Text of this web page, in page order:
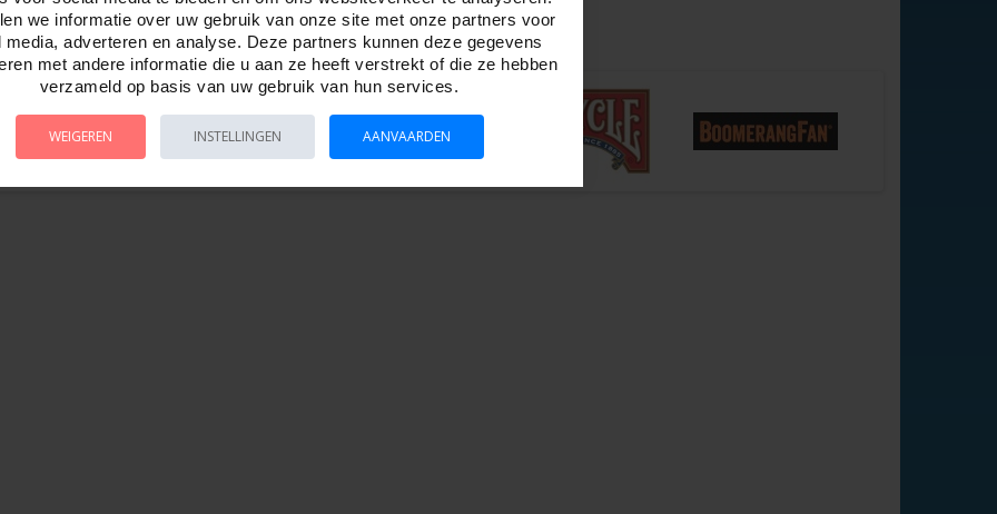
doos 37 x 27 x 5.5 cm.
we informatie over uw gebruik van onze site met onze partners voor
media, adverteren en analyse. Deze partners kunnen deze gegevens
met andere informatie die u aan ze heeft verstrekt of die ze hebben
verzameld op basis van uw gebruik van hun services.
WEIGEREN INSTELLINGEN AANVAARDEN